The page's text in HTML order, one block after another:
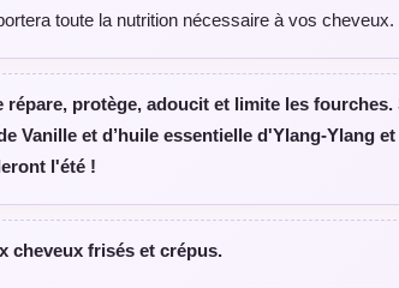
toute la nutrition nécessaire à vos cheveux.
répare, protège, adoucit et limite les fourches.
Vanille et d’huile essentielle d'Ylang-Ylang
l'été !
cheveux frisés et crépus.